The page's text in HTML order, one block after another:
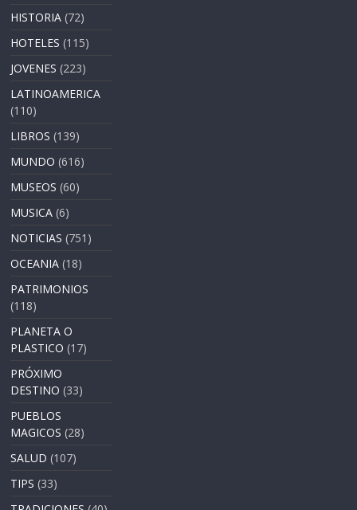
HISTORIA (72)
HOTELES (115)
JOVENES (223)
LATINOAMERICA
(110)
LIBROS (139)
MUNDO (616)
MUSEOS (60)
MUSICA (6)
NOTICIAS (751)
OCEANIA (18)
PATRIMONIOS
(118)
PLANETA O
PLASTICO (17)
PRÓXIMO
DESTINO (33)
PUEBLOS
MAGICOS (28)
SALUD (107)
TIPS (33)